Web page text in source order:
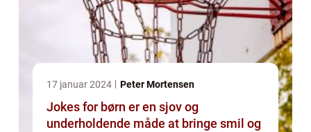
17 januar 2024 Peter Mortensen
Jokes for børn er en sjov og
underholdende måde at bringe smil og